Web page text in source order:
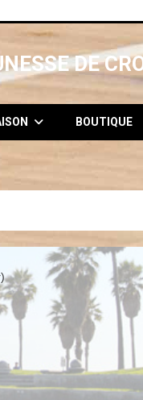
DE
BOUTIQUE